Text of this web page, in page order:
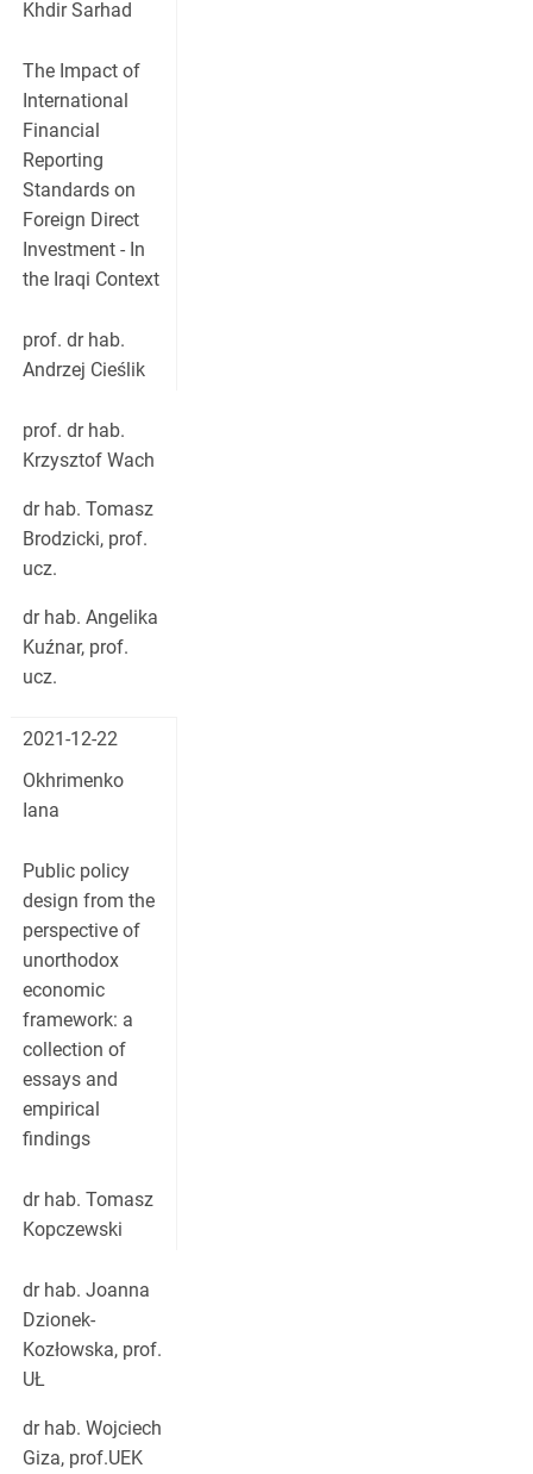
Khdir Sarhad
The Impact of
International
Financial
Reporting
Standards on
Foreign Direct
Investment - In
the Iraqi Context
prof. dr hab.
Andrzej Cieślik
prof. dr hab.
Krzysztof Wach
dr hab. Tomasz
Brodzicki, prof.
ucz.
dr hab. Angelika
Kuźnar, prof.
ucz.
2021-12-22
Okhrimenko
Iana
Public policy
design from the
perspective of
unorthodox
economic
framework: a
collection of
essays and
empirical
findings
dr hab. Tomasz
Kopczewski
dr hab. Joanna
Dzionek-
Kozłowska, prof.
UŁ
dr hab. Wojciech
Giza, prof.UEK